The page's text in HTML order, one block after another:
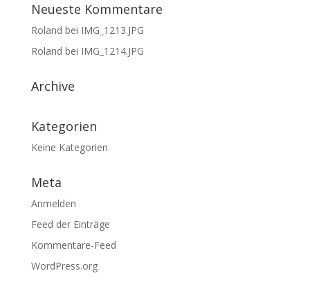
Neueste Kommentare
Roland bei IMG_1213.JPG
Roland bei IMG_1214.JPG
Archive
Kategorien
Keine Kategorien
Meta
Anmelden
Feed der Einträge
Kommentare-Feed
WordPress.org